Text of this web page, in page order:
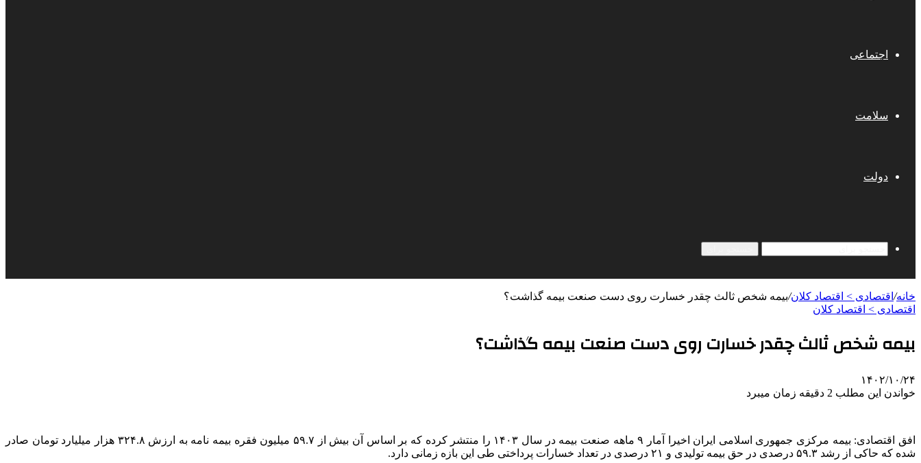
اجتماعی
سلامت
دولت
خانه/ اقتصادی > اقتصاد کلان/بیمه‌ شخص ثالث چقدر خسارت روی دست صنعت بیمه گذاشت؟
اقتصادی > اقتصاد کلان
بیمه‌ شخص ثالث چقدر خسارت روی دست صنعت بیمه گذاشت؟
۱۴۰۲/۱۰/۲۴
خواندن این مطلب 2 دقیقه زمان میبرد
افق اقتصادی: بیمه مرکزی جمهوری اسلامی ایران اخیرا آمار ۹ ماهه صنعت بیمه در سال ۱۴۰۳ را منتشر کرده که بر اساس آن بیش از ۵۹.۷ میلیون فقره بیمه نامه به ارزش ۳۲۴.۸ هزار میلیارد تومان صادر
شده که حاکی از رشد ۵۹.۳ درصدی در حق بیمه تولیدی و ۲۱ درصدی در تعداد خسارات پرداختی طی این بازه زمانی دارد.